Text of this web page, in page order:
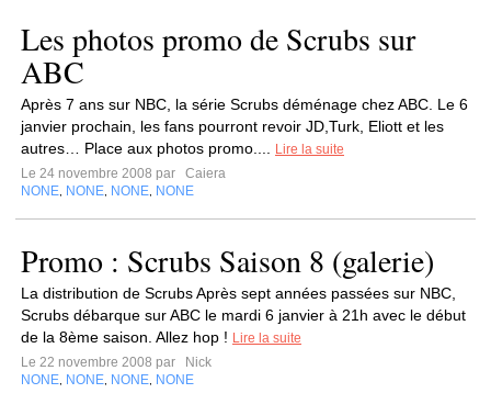
Les photos promo de Scrubs sur
ABC
Après 7 ans sur NBC, la série Scrubs déménage chez ABC. Le 6
janvier prochain, les fans pourront revoir JD,Turk, Eliott et les
autres… Place aux photos promo....
Lire la suite
Le 24 novembre 2008 par
Caiera
NONE NONE NONE NONE
Promo : Scrubs Saison 8 (galerie)
La distribution de Scrubs Après sept années passées sur NBC,
Scrubs débarque sur ABC le mardi 6 janvier à 21h avec le début
de la 8ème saison. Allez hop ! Lire la suite
Le 22 novembre 2008 par
Nick
NONE NONE NONE NONE